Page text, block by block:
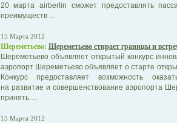
20 марта airberlin сможет предоставлять
преимуществ ...
15 Марта 2012
Шереметьево: Шереметьево стирает границы и
Шереметьево объявляет открытый конкурс
аэропорт Шереметьево объявляет о старте
Конкурс предоставляет возможность
на развитие и совершенствование аэропорта
принять ...
15 Марта 2012